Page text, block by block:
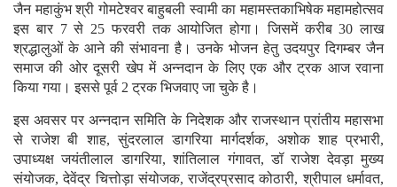
जैन महाकुंभ श्री गोमटेश्वर बाहुबली स्वामी का महामस्तकाभिषेक महामहोत्सव
इस बार 7 से 25 फरवरी तक आयोजित होगा। जिसमें करीब 30 लाख
श्रद्धालुओं के आने की संभावना है। उनके भोजन हेतु उदयपुर दिगम्बर जैन
समाज की ओर दूसरी खेप में अन्नदान के लिए एक और ट्रक आज रवाना
किया गया। इससे पूर्व 2 ट्रक भिजवाए जा चुके है।
इस अवसर पर अन्नदान समिति के निदेशक और राजस्थान प्रांतीय महासभा
से राजेश बी शाह, सुंदरलाल डागरिया मार्गदर्शक, अशोक शाह प्रभारी,
उपाध्यक्ष जयंतीलाल डागरिया, शांतिलाल गंगावत, डॉ राजेश देवड़ा मुख्य
संयोजक, देवेंद्र चित्तोड़ा संयोजक, राजेंद्रप्रसाद कोठारी, श्रीपाल धर्मावत,